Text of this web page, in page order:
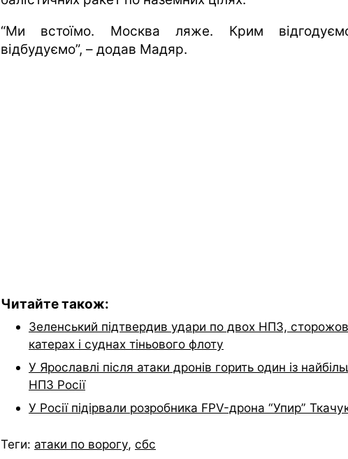
“Ми встоїмо. Москва ляже. Крим
відбудуємо”, – додав Мадяр.
Читайте також:
Зеленський підтвердив удари по двох НПЗ,
катерах і суднах тіньового флоту
У Ярославлі після атаки дронів горить один із
НПЗ Росії
У Росії підірвали розробника FPV-дрона “Упир”
Теги: атаки по ворогу, сбс